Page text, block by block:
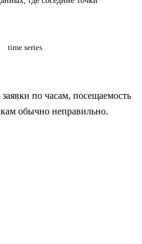
time series
по часам, посещаемость
обычно неправильно.